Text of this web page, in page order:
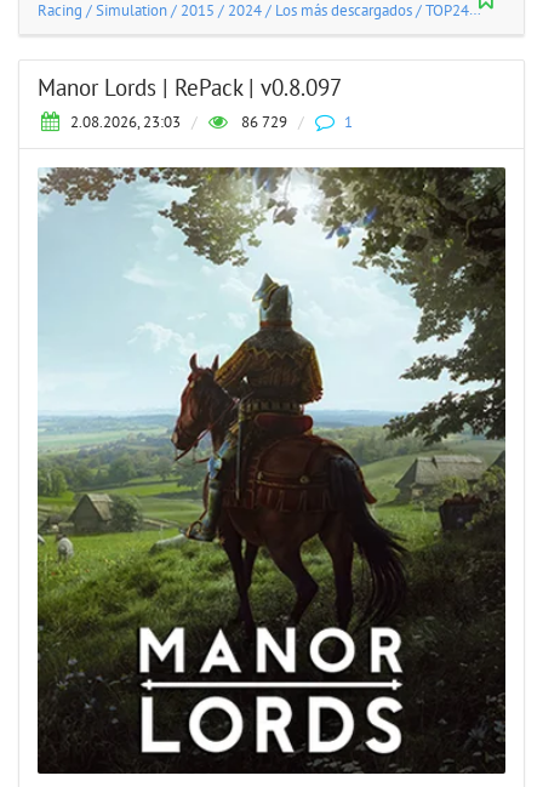
Racing /Simulation/ 2015 / 2024/ Los más descargados/TOP24
Manor Lords | RePack | v0.8.097
2.08.2026, 23:03 / 86 729 / 1